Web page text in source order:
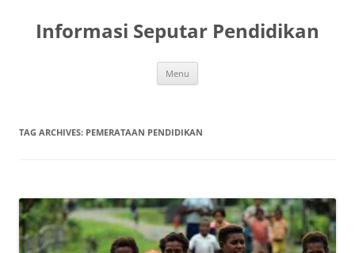
content
Informasi Seputar Pendidikan
Menu
TAG ARCHIVES: PEMERATAAN PENDIDIKAN